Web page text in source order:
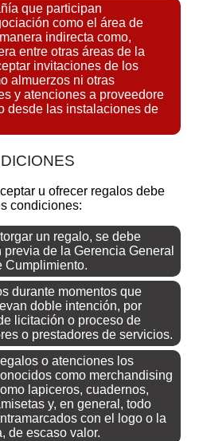
que participan
como el área de
indirecta como,
entre otras áreas de la
invitaciones de los
almuerzos ni otras
y atenciones a proveedore
desde las instalaciones de
u ofrecer regalos debe
condiciones:
un regalo, se debe
de la Gerencia General
Cumplimiento.
durante momentos que
doble intención, por
licitación o proceso de
o prestadores de servicios.
o atenciones los
como merchandising
lapiceros, cuadernos,
y, en general, todo
con el logo o la
de escaso valor.